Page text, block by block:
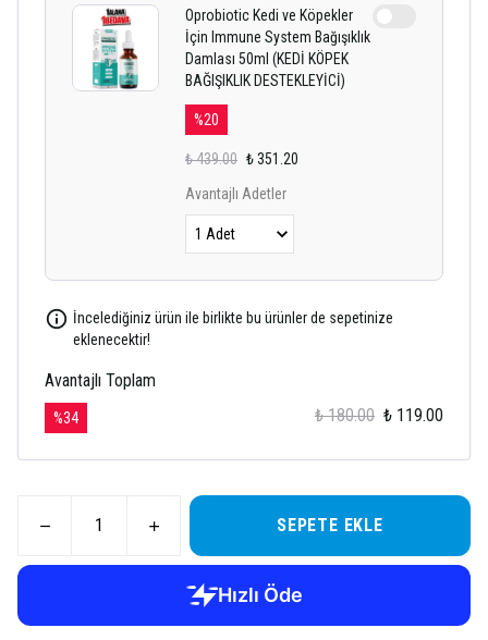
Oprobiotic Kedi ve Köpekler
İçin Immune System Bağışıklık
Damlası 50ml (KEDİ KÖPEK
BAĞIŞIKLIK DESTEKLEYİCİ)
%20
₺ 439.00 ₺ 351.20
Avantajlı Adetler
İncelediğiniz ürün ile birlikte bu ürünler de sepetinize
eklenecektir!
Avantajlı Toplam
%34 ₺ 180.00 ₺ 119.00
SEPETE EKLE